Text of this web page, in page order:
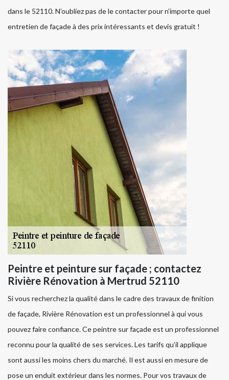
dans le 52110. N’oubliez pas de le contacter pour n’importe quel
entretien de façade à des prix intéressants et devis gratuit !
Peintre et peinture sur façade ; contactez
Rivière Rénovation à Mertrud 52110
Si vous recherchez la qualité dans le cadre des travaux de finition
de façade, Rivière Rénovation est un professionnel à qui vous
pouvez faire confiance. Ce peintre sur façade est un professionnel
reconnu pour la qualité de ses services. Les tarifs qu’il applique
sont aussi les moins chers du marché. Il est aussi en mesure de
pose un enduit extérieur dans les normes. Pour vos travaux de